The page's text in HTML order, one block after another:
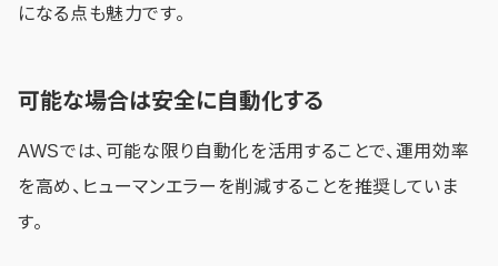
になる点も魅力です。
可能な場合は安全に自動化する
AWSでは、可能な限り自動化を活用することで、運用効率
を高め、ヒューマンエラーを削減することを推奨していま
す。